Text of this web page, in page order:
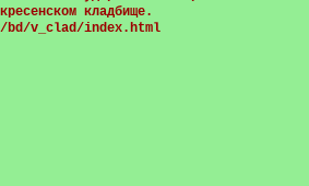
кладбище.
v_clad/index.html